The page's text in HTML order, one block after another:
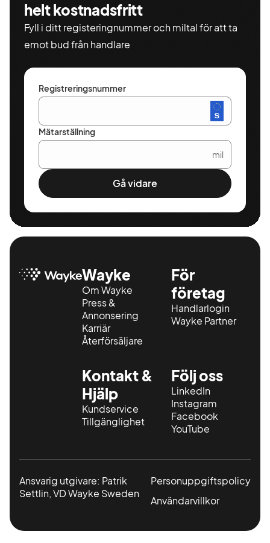
helt kostnadsfritt
Fyll i ditt registeringnummer och miltal för att ta
emot bud från handlare
Registreringsnummer
Mätarställning
mil
Gå vidare
Wayke
Om Wayke
Press &
Annonsering
Karriär
Återförsäljare
För
företag
Handlarlogin
Wayke Partner
Kontakt &
Hjälp
Kundservice
Tillgänglighet
Följ oss
LinkedIn
Instagram
Facebook
YouTube
Ansvarig utgivare: Patrik
Settlin, VD Wayke Sweden
Personuppgiftspolicy
Användarvillkor